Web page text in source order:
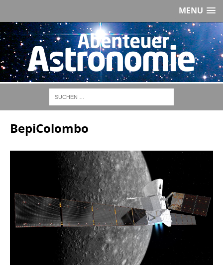
MENU
BepiColombo